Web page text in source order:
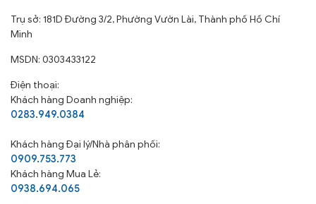
Trụ sở: 181D Đường 3/2, Phường Vườn Lài, Thành phố Hồ Chí
Minh
MSDN: 0303433122
Điện thoại:
Khách hàng Doanh nghiệp:
0283.949.0384
Khách hàngĐại lý/Nhà phân phối:
0909.753.773
Khách hàng Mua Lẻ:
0938.694.065